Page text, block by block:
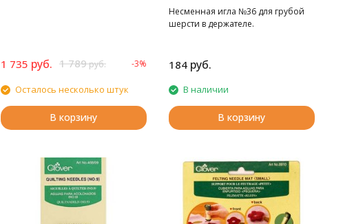
1 735 руб. 1 789руб. -3%
Осталось несколько штук
В корзину
Несменная игла №36 для грубой
шерсти в держателе.
184 руб.
В наличии
В корзину